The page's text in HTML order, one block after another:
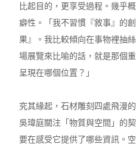
比起目的，更享受過程。幾乎
癖性。「我不習慣『敘事』的
果』。我比較傾向在事物裡抽
場展覽來比喻的話，就是那個
呈現在哪個位置？」
究其緣起，石材雕刻四處飛漫
吳瑋庭關注「物質與空間」的
要在感受它提供了哪些資訊。